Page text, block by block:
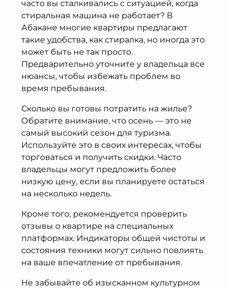
часто вы сталкивались с ситуацией, когда
стиральная машина не работает? В
Абакане многие квартиры предлагают
такие удобства, как стиралка, но иногда это
может быть не так просто.
Предварительно уточните у владельца все
нюансы, чтобы избежать проблем во
время пребывания.
Сколько вы готовы потратить на жилье?
Обратите внимание, что осень — это не
самый высокий сезон для туризма.
Используйте это в своих интересах, чтобы
торговаться и получить скидки. Часто
владельцы могут предложить более
низкую цену, если вы планируете остаться
на несколько недель.
Кроме того, рекомендуется проверить
отзывы о квартире на специальных
платформах. Индикаторы общей чистоты и
состояния техники могут сильно повлиять
на ваше впечатление от пребывания.
Не забывайте об изысканном культурном